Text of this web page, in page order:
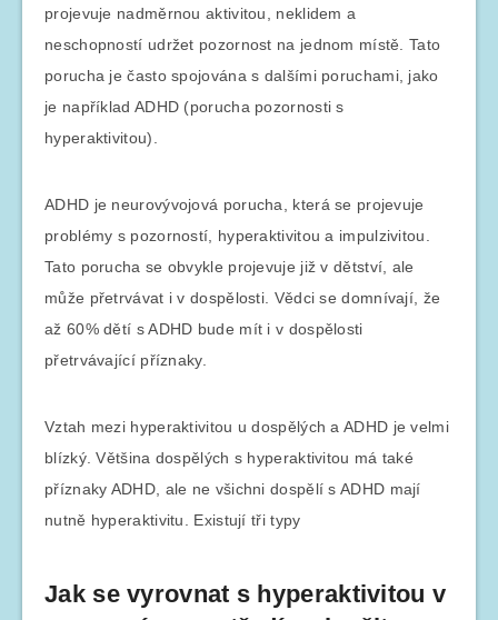
projevuje nadměrnou aktivitou, neklidem a
neschopností udržet pozornost na jednom místě. Tato
porucha je často spojována s dalšími poruchami, jako
je například ADHD (porucha pozornosti s
hyperaktivitou).
ADHD je neurovývojová porucha, která se projevuje
problémy s pozorností, hyperaktivitou a impulzivitou.
Tato porucha se obvykle projevuje již v dětství, ale
může přetrvávat i v dospělosti. Vědci se domnívají, že
až 60% dětí s ADHD bude mít i v dospělosti
přetrvávající příznaky.
Vztah mezi hyperaktivitou u dospělých a ADHD je velmi
blízký. Většina dospělých s hyperaktivitou má také
příznaky ADHD, ale ne všichni dospělí s ADHD mají
nutně hyperaktivitu. Existují tři typy
Jak se vyrovnat s hyperaktivitou v